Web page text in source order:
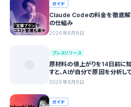
ガイド
Claude Codeの料金を徹底解
の仕組み
2026年8月8日
プレスリリース
原材料の値上がりを14日前に
すと、AIが自分で原因を分析し
2026年8月8日
ガイド